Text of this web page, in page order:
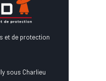
et de protection
sous Charlieu